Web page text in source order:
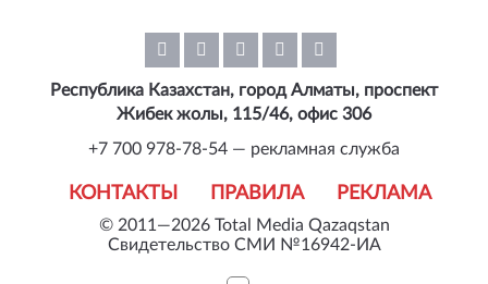
© 2011—2026 Total Media Qazaqstan
Свидетельство СМИ №16942-ИА
КОНТАКТЫ ПРАВИЛА РЕКЛАМА
Республика Казахстан, город Алматы, проспект
Жибек жолы, 115/46, офис 306
+7 700 978-78-54 — рекламная служба